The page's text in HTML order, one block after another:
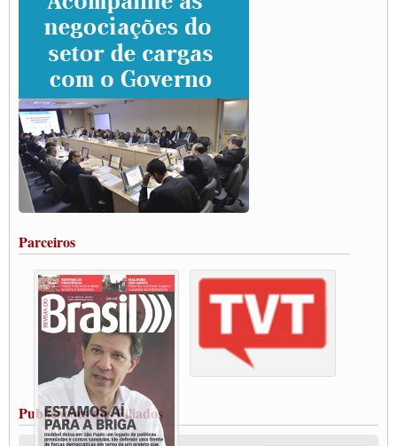
CNTTL e lideranças de caminhoneiros participam de debate sobre saúde nas
rodovias
Paulinho e Litti debatem política global para transporte rodoviário de cargas na
SUTCRA no Uruguai
Grande Conquista da Categoria transporte de Cargas e Caminhoneiros Autonomos
ENCONTRO INTERNACIONAL EM APOIO A CLASSE TRABALHADORA
DO BRASIL E A ELEIÇÃO 2022
Carta às Brasileiras e aos Brasileiros em Defesa do Estado Democrático de Direito
Paulinho, presidente da CNTTL, faz balanço do 3º Congresso da CNTTL
Caminhoneiros aprovam greve a partir do 1º de novembro
Rodoviários de Feira Santana fazem Assembleia para avaliar proposta de reajuste
salarial
Vacina Já: Lockdown de 24 horas dos trabalhadores em transportes está mantido,
Condutores de Guarulhos farão greve sanitária nesta terça-feira (20)
Paralisação dos Caminhoneiros na #BR285, entrocamento que liga o Mercosul ao
Rio Grande
Caminhoneiros bloqueiam duas faixas na Castello Branco e fazem protesto
Modal-Live #13 Aumento da Violência Contra Mulher e o Adoecimento da Classe
Trabalhadora em Tempos de Pandemia
MODAL-LIVE#12 POLÍTICAS PÚBLICAS DE TRANSPORTE PARA A
CLASSE TRABALHADORA E ELEIÇÕES NA PANDEMIA
MODAL-LIVE#11 POLÍTICAS PÚBLICAS DE TRANSPORTE
Parceiros
Publicações dos Filiados